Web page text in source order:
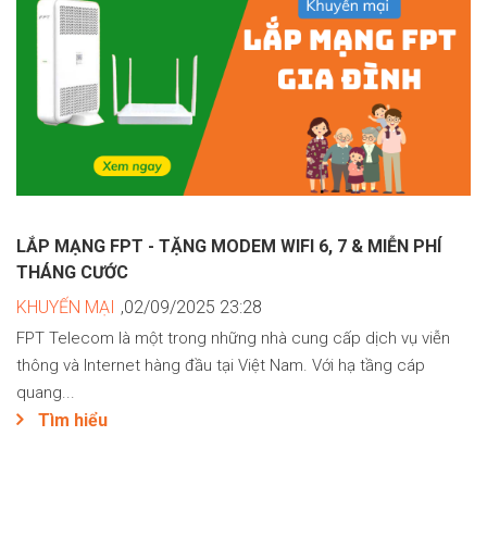
LẮP MẠNG FPT - TẶNG MODEM WIFI 6, 7 & MIỄN PHÍ
THÁNG CƯỚC
KHUYẾN MẠI ,02/09/2025 23:28
FPT Telecom là một trong những nhà cung cấp dịch vụ viễn
thông và Internet hàng đầu tại Việt Nam. Với hạ tầng cáp
quang...
Tìm hiểu